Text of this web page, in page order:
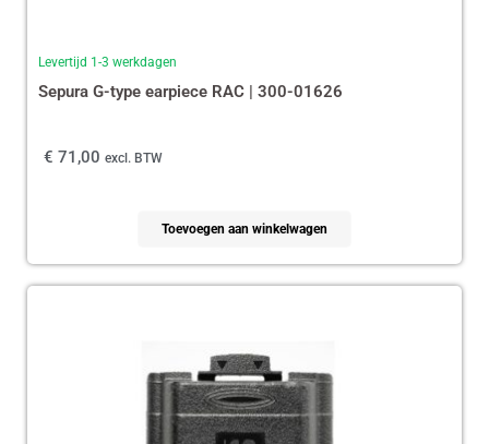
Levertijd 1-3 werkdagen
Sepura G-type earpiece RAC | 300-01626
€ 71,00 excl. BTW
Toevoegen aan winkelwagen